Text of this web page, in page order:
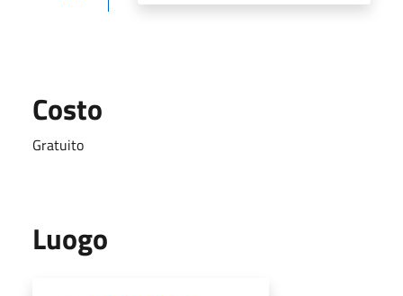
Costo
Gratuito
Luogo